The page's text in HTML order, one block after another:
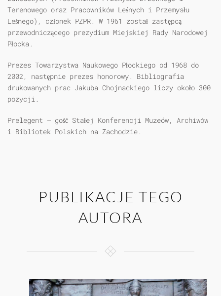
Terenowego oraz Pracowników Leśnych i Przemysłu
Leśnego), członek PZPR. W 1961 został zastępcą
przewodniczącego prezydium Miejskiej Rady Narodowej
Płocka.
Prezes Towarzystwa Naukowego Płockiego od 1968 do
2002, następnie prezes honorowy. Bibliografia
drukowanych prac Jakuba Chojnackiego liczy około 300
pozycji.
Prelegent – gość Stałej Konferencji Muzeów, Archiwów
i Bibliotek Polskich na Zachodzie.
PUBLIKACJE TEGO
AUTORA